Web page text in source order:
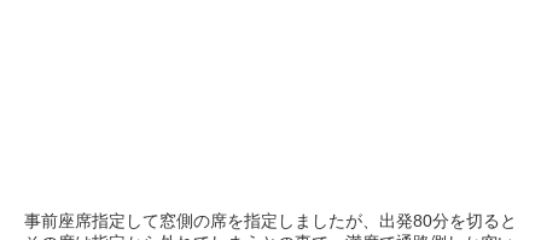
事前座席指定して窓側の席を指定しましたが、出発80分を切ると